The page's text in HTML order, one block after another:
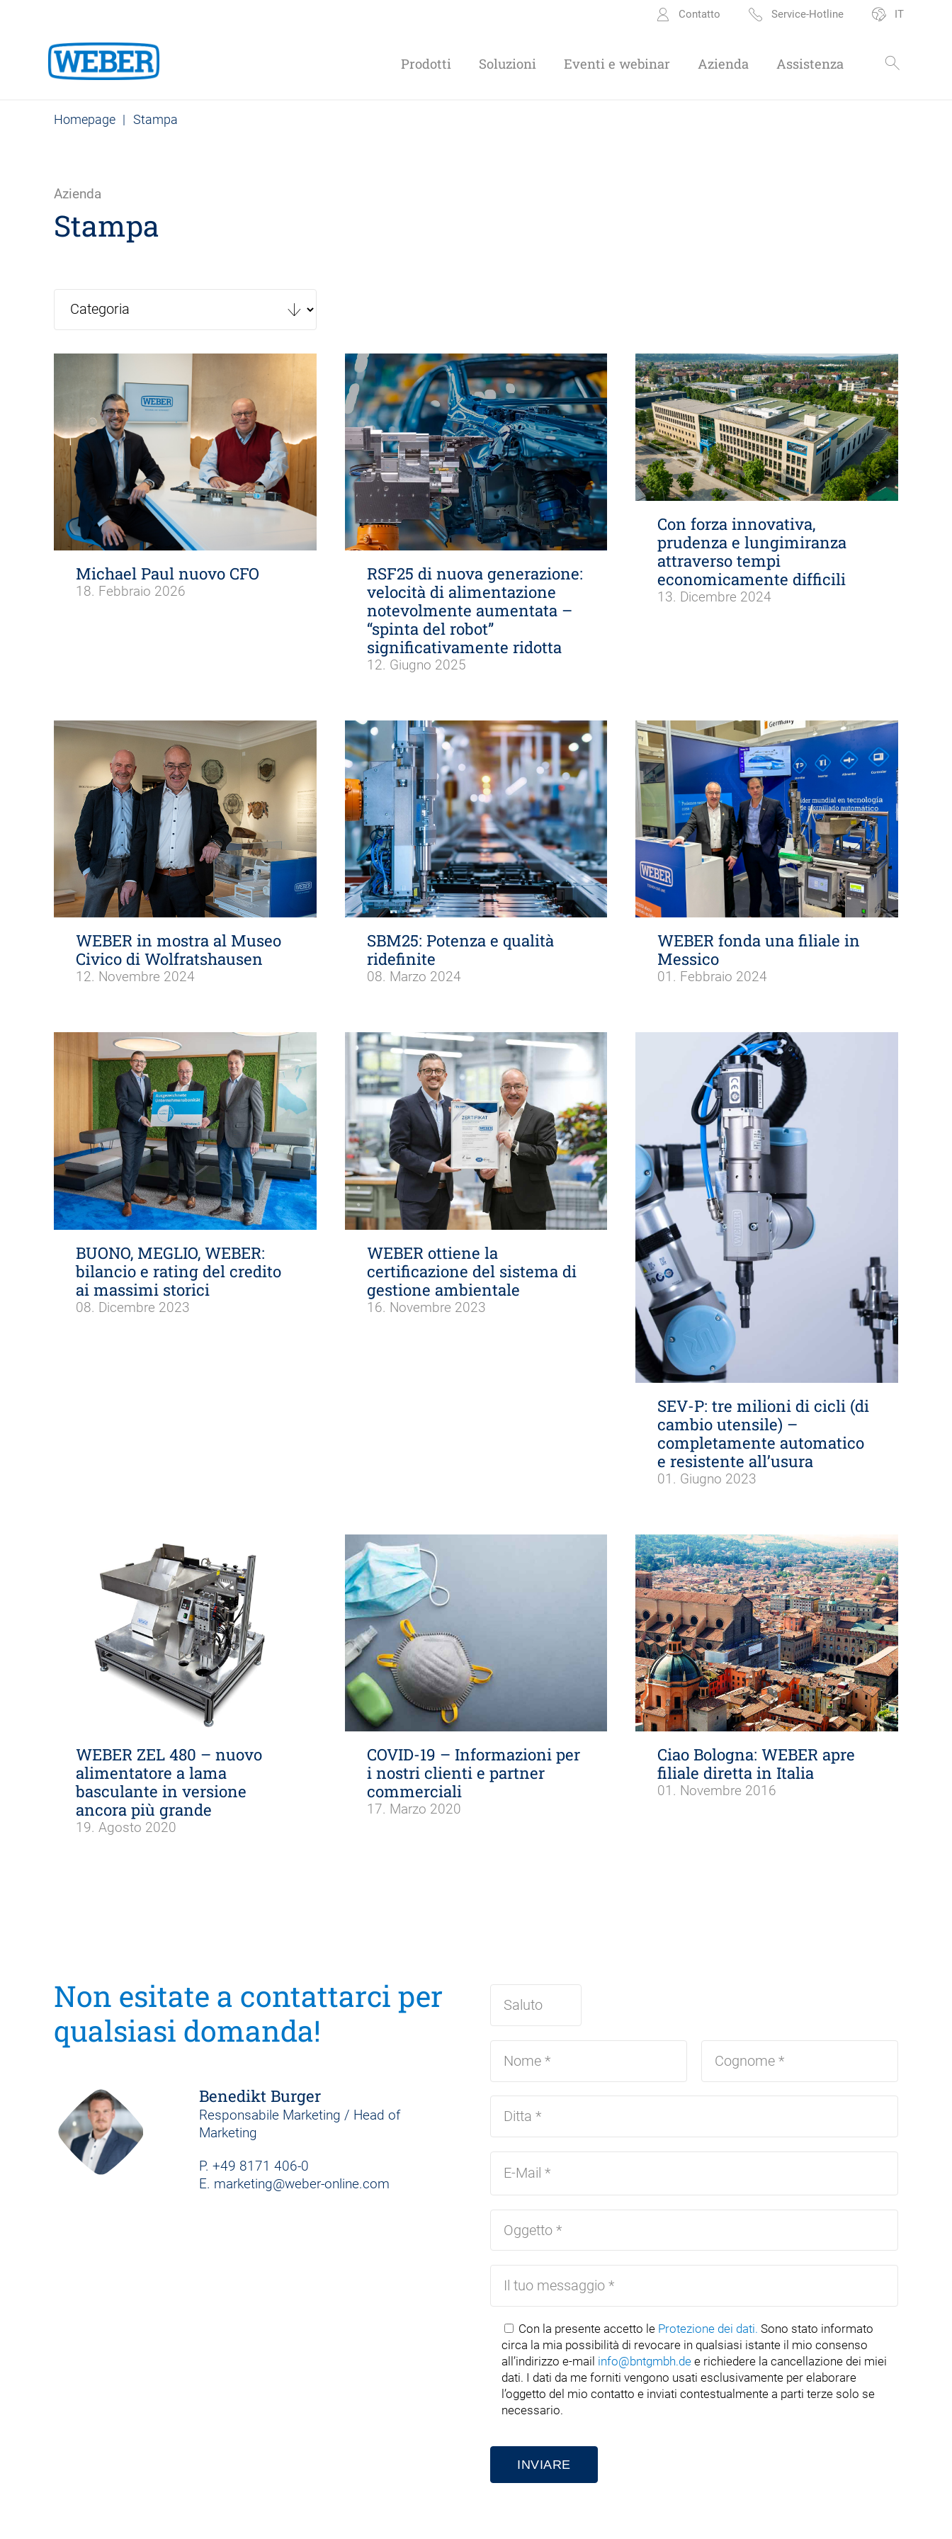
Contatto Service-Hotline IT
Prodotti Soluzioni Eventi e webinar Azienda Assistenza
Homepage | Stampa
Azienda
Stampa
Michael Paul nuovo CFO
18. Febbraio 2026
RSF25 di nuova generazione:
velocità di alimentazione
notevolmente aumentata –
“spinta del robot”
significativamente ridotta
12. Giugno 2025
Con forza innovativa,
prudenza e lungimiranza
attraverso tempi
economicamente difficili
13. Dicembre 2024
WEBER in mostra al Museo
Civico di Wolfratshausen
12. Novembre 2024
SBM25: Potenza e qualità
ridefinite
08. Marzo 2024
WEBER fonda una filiale in
Messico
01. Febbraio 2024
BUONO, MEGLIO, WEBER:
bilancio e rating del credito
ai massimi storici
08. Dicembre 2023
WEBER ottiene la
certificazione del sistema di
gestione ambientale
16. Novembre 2023
SEV-P: tre milioni di cicli (di
cambio utensile) –
completamente automatico
e resistente all’usura
01. Giugno 2023
WEBER ZEL 480 – nuovo
alimentatore a lama
basculante in versione
ancora più grande
19. Agosto 2020
COVID-19 – Informazioni per
i nostri clienti e partner
commerciali
17. Marzo 2020
Ciao Bologna: WEBER apre
filiale diretta in Italia
01. Novembre 2016
Non esitate a contattarci per
qualsiasi domanda!
Benedikt Burger
Responsabile Marketing / Head of
Marketing
P. +49 8171 406-0
E. marketing@weber-online.com
Con la presente accetto le Protezione dei dati. Sono stato informato
circa la mia possibilità di revocare in qualsiasi istante il mio consenso
all’indirizzo e-mail info@bntgmbh.de e richiedere la cancellazione dei miei
dati. I dati da me forniti vengono usati esclusivamente per elaborare
l’oggetto del mio contatto e inviati contestualmente a parti terze solo se
necessario.